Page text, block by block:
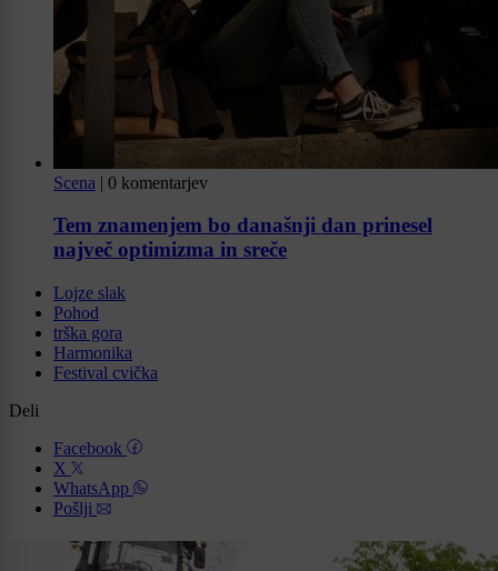
Scena | 0 komentarjev
Tem znamenjem bo današnji dan prinesel
največ optimizma in sreče
Lojze slak
Pohod
trška gora
Harmonika
Festival cvička
Deli
Facebook
X
WhatsApp
Pošlji